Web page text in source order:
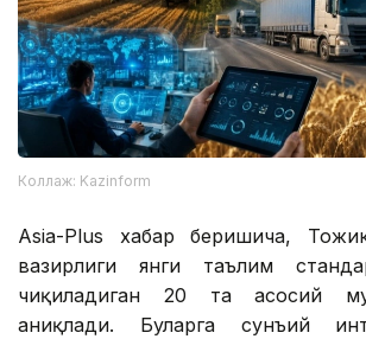
Коллаж: Kazinform
Asia-Plus хабар беришича,
вазирлиги янги таълим
чиқиладиган 20 та асосий
аниқлади. Буларга сунъий